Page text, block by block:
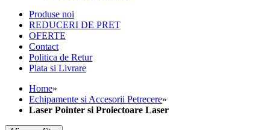
Produse noi
REDUCERI DE PRET
OFERTE
Contact
Politica de Retur
Plata si Livrare
Home»
Echipamente si Accesorii Petrecere»
Laser Pointer si Proiectoare Laser